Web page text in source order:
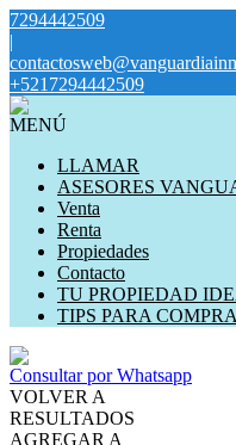
7294442509
|
+5217294442509
MENÚ
LLAMAR
ASESORES
Venta
Renta
Propiedades
Contacto
TU PROPIEDAD
TIPS PARA
Consultar por Whatsapp
VOLVER A
RESULTADOS
AGREGAR A